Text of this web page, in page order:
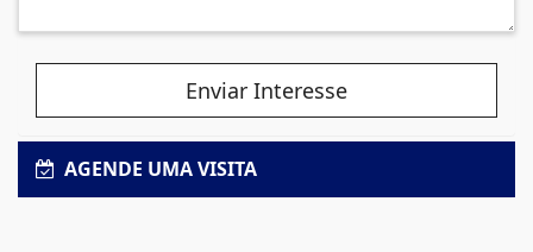
Enviar Interesse
AGENDE UMA VISITA